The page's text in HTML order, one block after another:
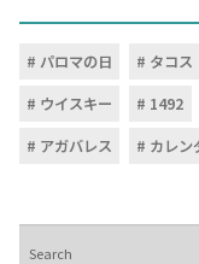
パロマの日 タコス
ウイスキー
1492
アガバレス
カレン
索